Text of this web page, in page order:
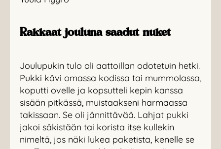
Rakkaat jouluna saadut nuket
Joulupukin tulo oli aattoillan odotetuin hetki.
Pukki kävi omassa kodissa tai mummolassa,
koputti ovelle ja kopsutteli kepin kanssa
sisään pitkässä, muistaakseni harmaassa
takissaan. Se oli jännittävää. Lahjat pukki
jakoi säkistään tai korista itse kullekin
nimeltä, jos näki lukea paketista, kenelle se